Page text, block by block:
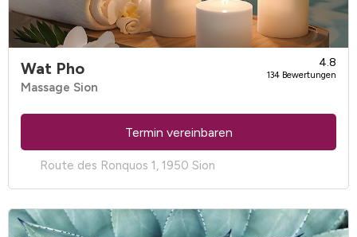
Wat Pho 4.8
134 Bewertungen
Massage Sion
Route des Ronquos 1, 1950 Sion
Termin vereinbaren